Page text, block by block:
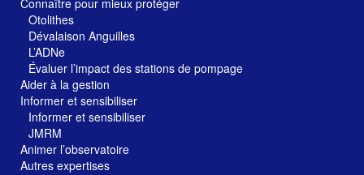
Connaître pour mieux protéger
Otolithes
Dévalaison Anguilles
L’ADNe
Évaluer l’impact des stations de pompage
Aider à la gestion
Informer et sensibiliser
Informer et sensibiliser
JMRM
Animer l’observatoire
Autres expertises